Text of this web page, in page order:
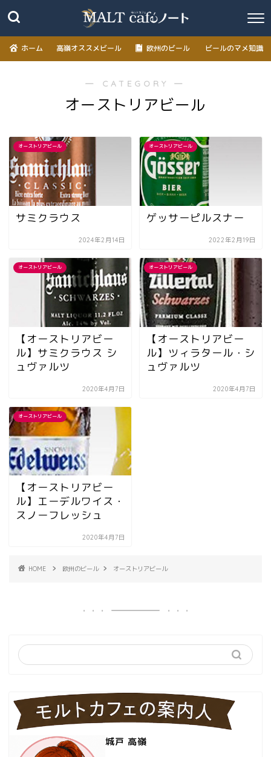
ホーム 高嶺オススメビール 欧州のビール ビールのマメ知識
― CATEGORY ―
オーストリアビール
オーストリアビール
サミクラウス
2024年2月14日
オーストリアビール
ゲッサーピルスナー
2022年2月19日
オーストリアビール
【オーストリアビー
ル】サミクラウス シ
ュヴァルツ
2020年4月7日
オーストリアビール
【オーストリアビー
ル】ツィラタール・シ
ュヴァルツ
2020年4月7日
オーストリアビール
【オーストリアビー
ル】エーデルワイス・
スノーフレッシュ
2020年4月7日
HOME 欧州のビール オーストリアビール
城戸 高嶺